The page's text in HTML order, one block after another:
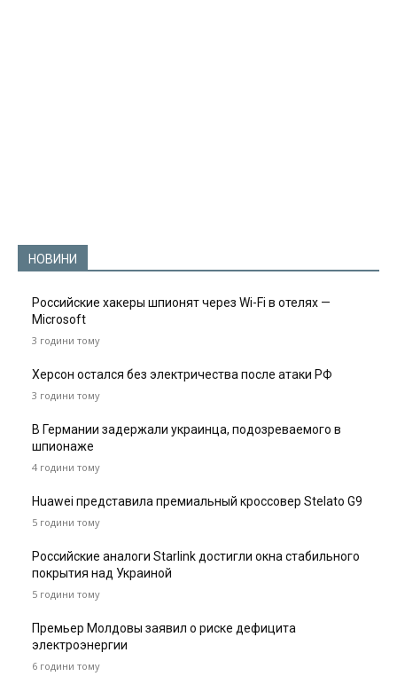
НОВИНИ
Российские хакеры шпионят через Wi-Fi в отелях —
Microsoft
3 години тому
Херсон остался без электричества после атаки РФ
3 години тому
В Германии задержали украинца, подозреваемого в
шпионаже
4 години тому
Huawei представила премиальный кроссовер Stelato G9
5 години тому
Российские аналоги Starlink достигли окна стабильного
покрытия над Украиной
5 години тому
Премьер Молдовы заявил о риске дефицита
электроэнергии
6 години тому